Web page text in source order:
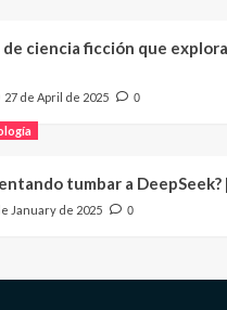
de ciencia ficción que
27 de April de 2025 0
tumbar a DeepSeek?
January de 2025 0